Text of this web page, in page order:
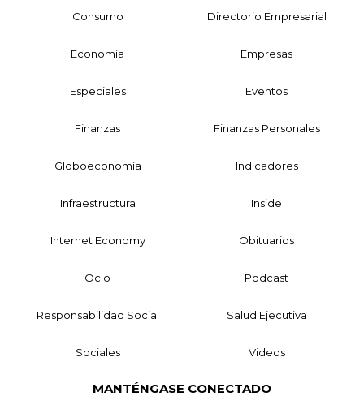
Consumo Directorio Empresarial
Economía Empresas
Especiales Eventos
Finanzas Finanzas Personales
Globoeconomía Indicadores
Infraestructura Inside
Internet Economy Obituarios
Ocio Podcast
Responsabilidad Social Salud Ejecutiva
Sociales Videos
MANTÉNGASE CONECTADO